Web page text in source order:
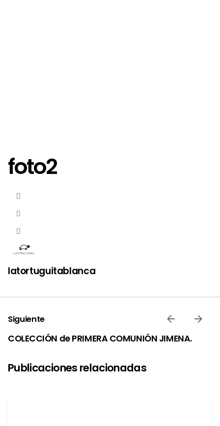
foto2
latortuguitablanca
Siguiente
COLECCIÓN de PRIMERA COMUNIÓN JIMENA.
Publicaciones relacionadas